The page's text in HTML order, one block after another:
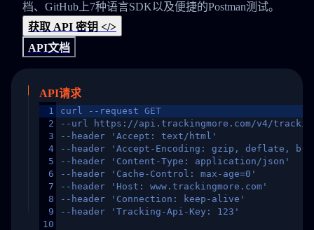
档、GitHub上7种语言SDK以及便捷的Postman测试。
获取 API 密钥 </>
API文档
API请求
1
2
3
4
5
6
7
8
9
10
curl --request GET
--url https://api.trackingmore.com/v4/trackings/
--header 'Accept: text/html'
--header 'Accept-Encoding: gzip, deflate,
--header 'Content-Type: application/json'
--header 'Cache-Control: max-age=0'
--header 'Host: www.trackingmore.com'
--header 'Connection: keep-alive'
--header 'Tracking-Api-Key: 123'